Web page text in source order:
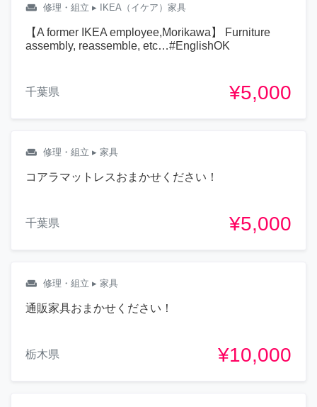
weekend 修理・組立 ▸ IKEA（イケア）家具
【A former IKEA employee,Morikawa】 Furniture
assembly, reassemble, etc…#EnglishOK
千葉県 ¥5,000
weekend 修理・組立 ▸ 家具
コアラマットレスおまかせください！
千葉県 ¥5,000
weekend 修理・組立 ▸ 家具
通販家具おまかせください！
栃木県 ¥10,000